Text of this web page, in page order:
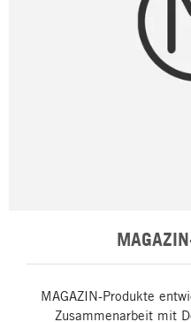
MAGAZIN-Produkte
Zusammenarbeit mit